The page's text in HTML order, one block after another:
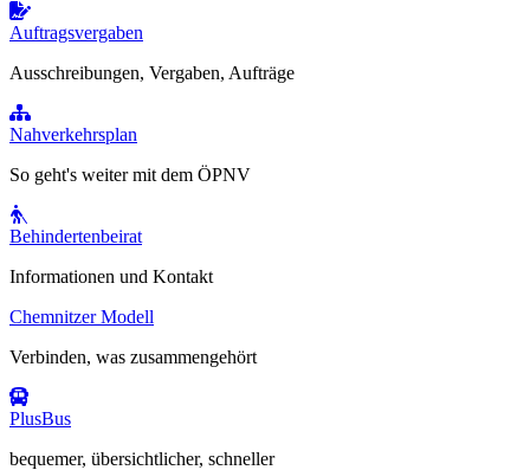
Auftragsvergaben
Ausschreibungen, Vergaben, Aufträge
Nahverkehrsplan
So geht's weiter mit dem ÖPNV
Behindertenbeirat
Informationen und Kontakt
Chemnitzer Modell
Verbinden, was zusammengehört
PlusBus
bequemer, übersichtlicher, schneller